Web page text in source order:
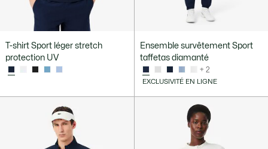
T-shirt Sport léger stretch
protection UV
Ensemble survêtement Sport
taffetas diamanté
+ 2
EXCLUSIVITÉ EN LIGNE